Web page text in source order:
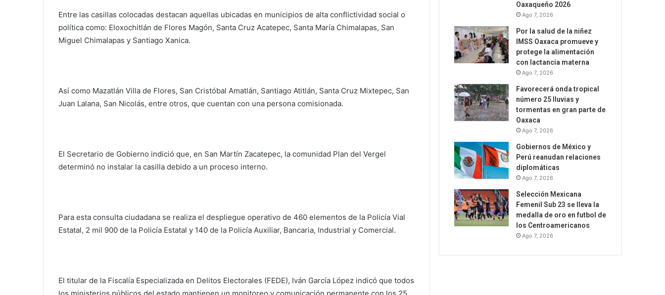
Entre las casillas colocadas destacan aquellas ubicadas en municipios de alta conflictividad social o
política como: Eloxochitlán de Flores Magón, Santa Cruz Acatepec, Santa María Chimalapas, San
Miguel Chimalapas y Santiago Xanica.
Así como Mazatlán Villa de Flores, San Cristóbal Amatlán, Santiago Atitlán, Santa Cruz Mixtepec, San
Juan Lalana, San Nicolás, entre otros, que cuentan con una persona comisionada.
El Secretario de Gobierno indició que, en San Martín Zacatepec, la comunidad Plan del Vergel
determinó no instalar la casilla debido a un proceso interno.
Para esta consulta ciudadana se realiza el despliegue operativo de 460 elementos de la Policía Vial
Estatal, 2 mil 900 de la Policía Estatal y 140 de la Policía Auxiliar, Bancaria, Industrial y Comercial.
El titular de la Fiscalía Especializada en Delitos Electorales (FEDE), Iván García López indicó que todos
Oaxaqueño 2026
Ago 7, 2026
Por la salud de la niñez
IMSS Oaxaca promueve y
protege la alimentación
con lactancia materna
Ago 7, 2026
Favorecerá onda tropical
número 25 lluvias y
tormentas en gran parte de
Oaxaca
Ago 7, 2026
Gobiernos de México y
Perú reanudan relaciones
diplomáticas
Ago 7, 2026
Selección Mexicana
Femenil Sub 23 se lleva la
medalla de oro en futbol de
los Centroamericanos
Ago 7, 2026